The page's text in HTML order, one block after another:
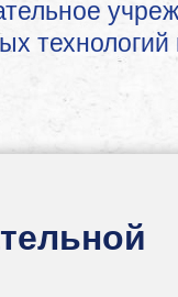
технологий